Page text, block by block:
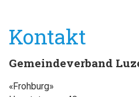
Kontakt
Gemeindeverband
«Frohburg»